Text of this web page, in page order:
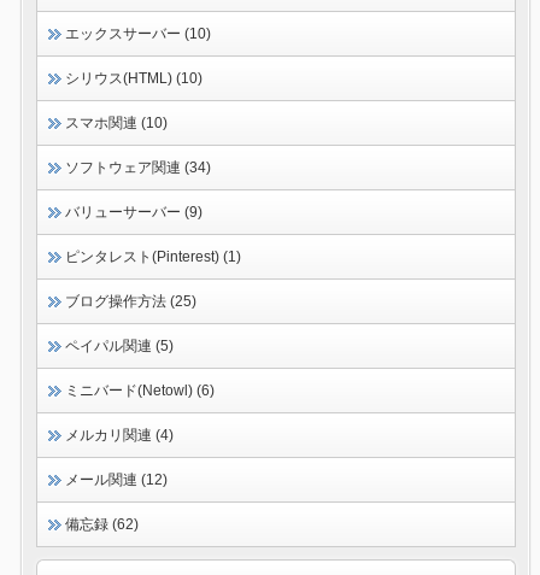
エックスサーバー (10)
シリウス(HTML) (10)
スマホ関連 (10)
ソフトウェア関連 (34)
バリューサーバー (9)
ピンタレスト(Pinterest) (1)
ブログ操作方法 (25)
ペイパル関連 (5)
ミニバード(Netowl) (6)
メルカリ関連 (4)
メール関連 (12)
備忘録 (62)